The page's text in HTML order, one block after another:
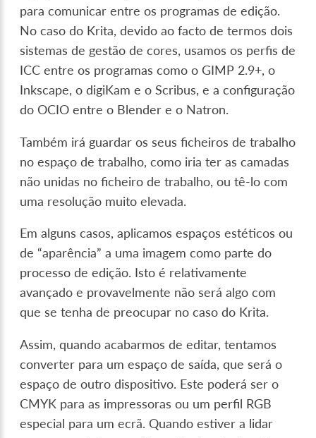
para comunicar entre os programas de edição.
No caso do Krita, devido ao facto de termos dois
sistemas de gestão de cores, usamos os perfis de
ICC entre os programas como o GIMP 2.9+, o
Inkscape, o digiKam e o Scribus, e a configuração
do OCIO entre o Blender e o Natron.
Também irá guardar os seus ficheiros de trabalho
no espaço de trabalho, como iria ter as camadas
não unidas no ficheiro de trabalho, ou tê-lo com
uma resolução muito elevada.
Em alguns casos, aplicamos espaços estéticos ou
de “aparência” a uma imagem como parte do
processo de edição. Isto é relativamente
avançado e provavelmente não será algo com
que se tenha de preocupar no caso do Krita.
Assim, quando acabarmos de editar, tentamos
converter para um espaço de saída, que será o
espaço de outro dispositivo. Este poderá ser o
CMYK para as impressoras ou um perfil RGB
especial para um ecrã. Quando estiver a lidar